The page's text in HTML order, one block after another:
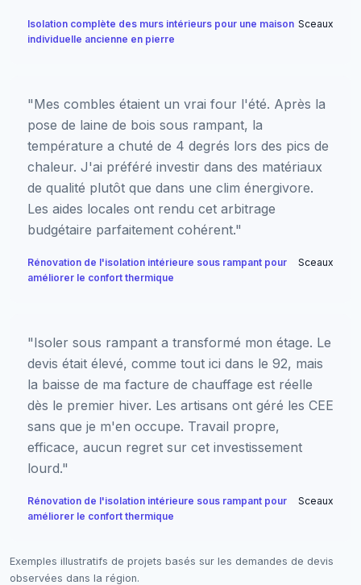
Isolation complète des murs intérieurs pour une maison
individuelle ancienne en pierre
Sceaux
"Mes combles étaient un vrai four l'été. Après la
pose de laine de bois sous rampant, la
température a chuté de 4 degrés lors des pics de
chaleur. J'ai préféré investir dans des matériaux
de qualité plutôt que dans une clim énergivore.
Les aides locales ont rendu cet arbitrage
budgétaire parfaitement cohérent."
Rénovation de l'isolation intérieure sous rampant pour
améliorer le confort thermique
Sceaux
"Isoler sous rampant a transformé mon étage. Le
devis était élevé, comme tout ici dans le 92, mais
la baisse de ma facture de chauffage est réelle
dès le premier hiver. Les artisans ont géré les CEE
sans que je m'en occupe. Travail propre,
efficace, aucun regret sur cet investissement
lourd."
Rénovation de l'isolation intérieure sous rampant pour
améliorer le confort thermique
Sceaux
Exemples illustratifs de projets basés sur les demandes de devis
observées dans la région.